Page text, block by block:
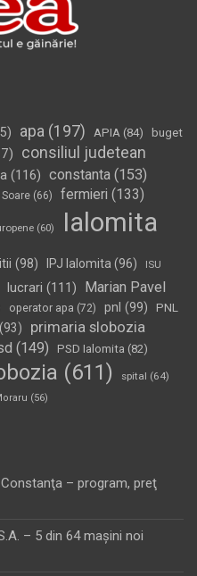
apa (197) APIA (84)
buget
consiliul judetean
(116) constanta (153)
(66) fermieri (133)
(60)
Ialomita
(98) IPJ Ialomita (96) ISU
lucrari (111)
Marian Pavel
operator apa (72) pnl (99)
PNL
(93)
primaria slobozia
(149) PSD Ialomita (82)
(611) spital (64)
(56)
– program, preţ
– 5 din 64 maşini noi